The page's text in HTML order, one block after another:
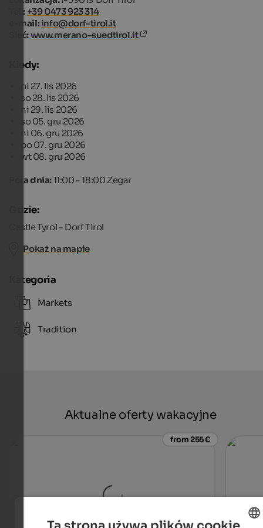
Tel.: +39 0473 923 314
e-mail:info@dorf-tirol.it
Sieć:www.merano-suedtirol.it
Kiedy:
pi 27. lis 2026
so 28. lis 2026
ni 29. lis 2026
so 05. gru 2026
ni 06. gru 2026
po 07. gru 2026
wt 08. gru 2026
Pora dnia:11:00 - 18:00 Zegar
Gdzie:
Castle Tyrol - Dorf Tirol
Pokaż na mapie
Kategoria
Markets
Tradition
Aktualne oferty wakacyjne
from 255 €